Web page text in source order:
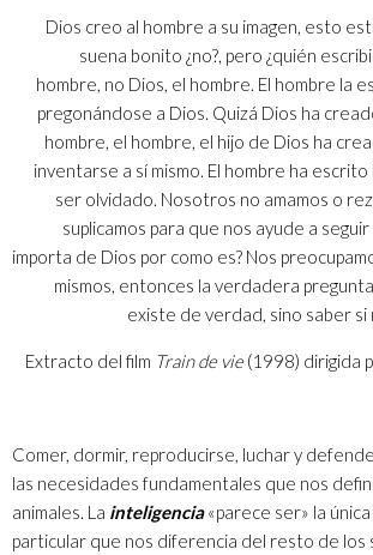
Dios creo al hombre a su imagen, esto
suena bonito ¿no?, pero ¿quién
hombre, no Dios, el hombre. El hombre la
pregonándose a Dios. Quizá Dios ha
hombre, el hombre, el hijo de Dios ha
inventarse a sí mismo. El hombre ha escrito
ser olvidado. Nosotros no amamos o
suplicamos para que nos ayude a
importa de Dios por como es? Nos
mismos, entonces la verdadera
existe de verdad, sino saber
Extracto del film Train de vie(1998) dirigida
Comer, dormir, reproducirse, luchar y
las necesidades fundamentales que nos
animales. La inteligencia«parece ser» la
particular que nos diferencia del resto de los